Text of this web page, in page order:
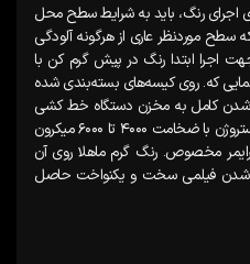
اجرای رنگ، باید به شرایط سطح محل
موردنظر عاری از هرگونه آلودگی
اجرا ابتدا رنگ در پیش گرم کن با
که. روی کیسه‌های بسته‌بندی شده
کامل به مخزن دستگاه خط کشی
منتقل می‌گردد. رنگ مذاب در روش اکستروژن با ضخامت ۴۰۰۰ تا ۶۰۰۰ میکرون
مخصوص. رنگ گرم ماهلا روی آن
شدن فیلمی سخت و یکنواخت حاصل